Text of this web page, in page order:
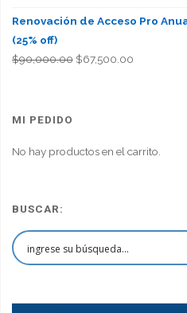
Renovación de Acceso Pro
(25% off)
$90,000.00 El
$67,500.00El
MI PEDIDO
No hay productos en el carrito.
BUSCAR: